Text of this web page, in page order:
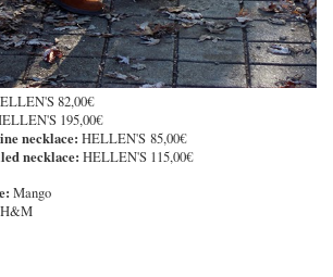
82,00€
195,00€
necklace: HELLEN'S 85,00€
necklace: HELLEN'S 115,00€
Mango
H&M